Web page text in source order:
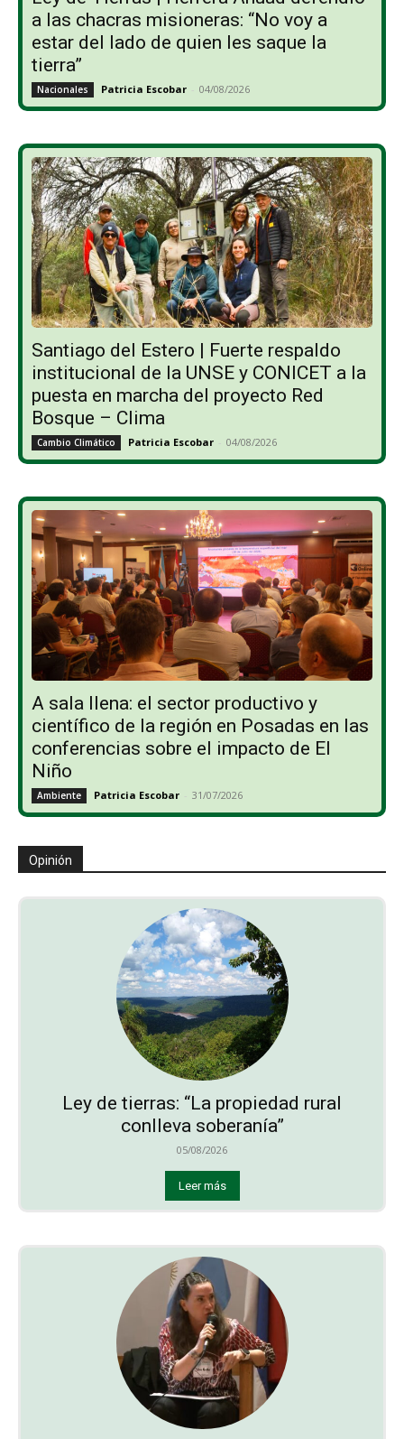
a las chacras misioneras: “No voy a
estar del lado de quien les saque la
tierra”
Nacionales Patricia Escobar - 04/08/2026
Santiago del Estero | Fuerte respaldo
institucional de la UNSE y CONICET a la
puesta en marcha del proyecto Red
Bosque – Clima
Cambio Climático Patricia Escobar - 04/08/2026
A sala llena: el sector productivo y
científico de la región en Posadas en las
conferencias sobre el impacto de El
Niño
Ambiente Patricia Escobar - 31/07/2026
Opinión
Ley de tierras: “La propiedad rural
conlleva soberanía”
05/08/2026
Leer más